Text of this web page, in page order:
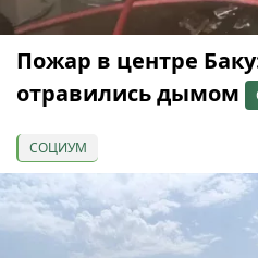
Пожар в центре
отравились дымом
СОЦИУМ